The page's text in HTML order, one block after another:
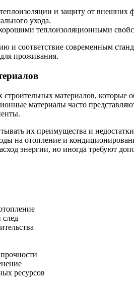
и защиту от внешних
ухода.
теплоизоляционными
и соответствие современным
проживания.
материалов,
материалы часто
их преимущества и
на отопление и
энергии, но иногда требуют
ресурсов